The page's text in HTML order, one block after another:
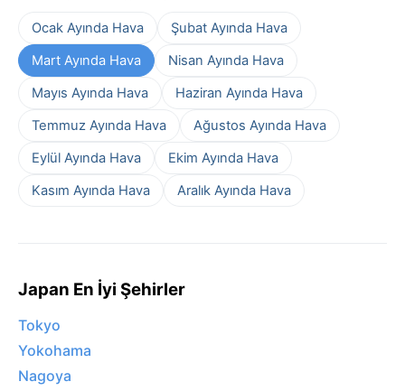
Ocak Ayında Hava
Şubat Ayında Hava
Mart Ayında Hava
Nisan Ayında Hava
Mayıs Ayında Hava
Haziran Ayında Hava
Temmuz Ayında Hava
Ağustos Ayında Hava
Eylül Ayında Hava
Ekim Ayında Hava
Kasım Ayında Hava
Aralık Ayında Hava
Japan En İyi Şehirler
Tokyo
Yokohama
Nagoya